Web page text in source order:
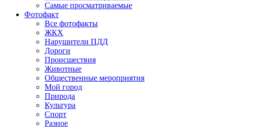
Самые просматриваемые
Фотофакт
Все фотофакты
ЖКХ
Нарушители ПДД
Дороги
Происшествия
Животные
Общественные мероприятия
Мой город
Природа
Культура
Спорт
Разное